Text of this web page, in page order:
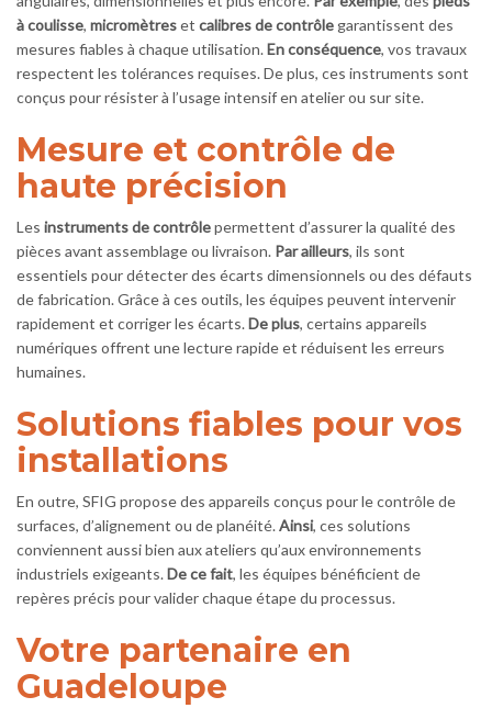
à coulisse, micromètreset calibres de contrôle garantissent des
mesures fiables à chaque utilisation.En conséquence, vos travaux
respectent les tolérances requises. De plus, ces instruments sont
conçus pour résister à l’usage intensif en atelier ou sur site.
Mesure et contrôle de
haute précision
Les instruments de contrôlepermettent d’assurer la qualité des
pièces avant assemblage ou livraison. Par ailleurs, ils sont
essentiels pour détecter des écarts dimensionnels ou des défauts
de fabrication. Grâce à ces outils, les équipes peuvent intervenir
rapidement et corriger les écarts.De plus, certains appareils
numériques offrent une lecture rapide et réduisent les erreurs
humaines.
Solutions fiables pour vos
installations
En outre, SFIG propose des appareils conçus pour le contrôle de
surfaces, d’alignement ou de planéité.Ainsi, ces solutions
conviennent aussi bien aux ateliers qu’aux environnements
industriels exigeants.De ce fait, les équipes bénéficient de
repères précis pour valider chaque étape du processus.
Votre partenaire en
Guadeloupe